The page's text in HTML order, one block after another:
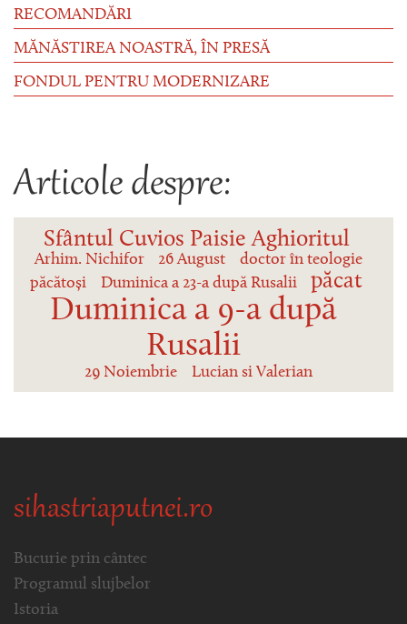
RECOMANDĂRI
MĂNĂSTIREA NOASTRĂ, ÎN PRESĂ
FONDUL PENTRU MODERNIZARE
Articole despre:
Sfântul Cuvios Paisie Aghioritul
Arhim. Nichifor 26 August
doctor în teologie
păcătoși
Duminica a 23-a după Rusalii păcat
Duminica a 9-a după
Rusalii
29 Noiembrie Lucian si Valerian
sihastriaputnei.ro
Bucurie prin cântec
Programul slujbelor
Istoria